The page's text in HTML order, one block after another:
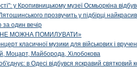
у Кропивницькому музеї Осмьоркіна
прозвучить у підбірці
за один вечір
НЕ МОЖНА ПОМИЛУВАТИ»
класичної музики для військових і
Моцарт, Майборода, Хілобокова
в Одесі відбувся яскравий